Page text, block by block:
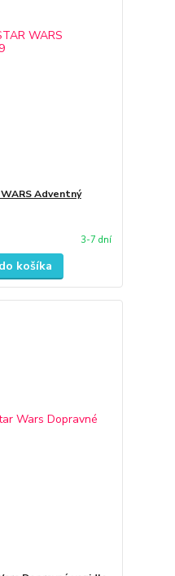
WARS Adventný
3-7 dní
košíka